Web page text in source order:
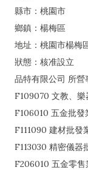
縣市：桃園市
鄉鎮：楊梅區
地址：桃園市楊梅
狀態：核准設立
品特有限公司 所營
F109070 文教、
F106010 五金批發
F111090 建材批發
F113030 精密儀器
F206010 五金零售